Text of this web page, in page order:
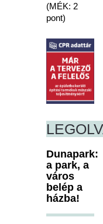
(MÉK: 2
pont)
Dunapark:
a park, a
város
belép a
házba!